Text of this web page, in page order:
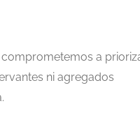
a
ni agregados